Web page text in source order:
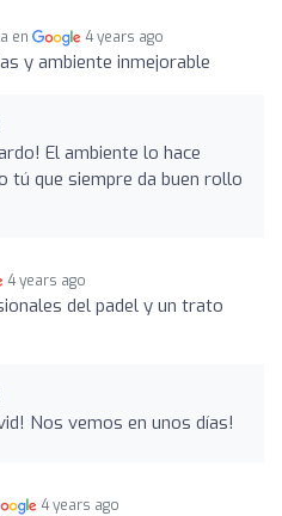
en 4 years ago
y ambiente inmejorable
El ambiente lo hace
tú que siempre da buen rollo
4 years ago
del padel y un trato
Nos vemos en unos días!
4 years ago